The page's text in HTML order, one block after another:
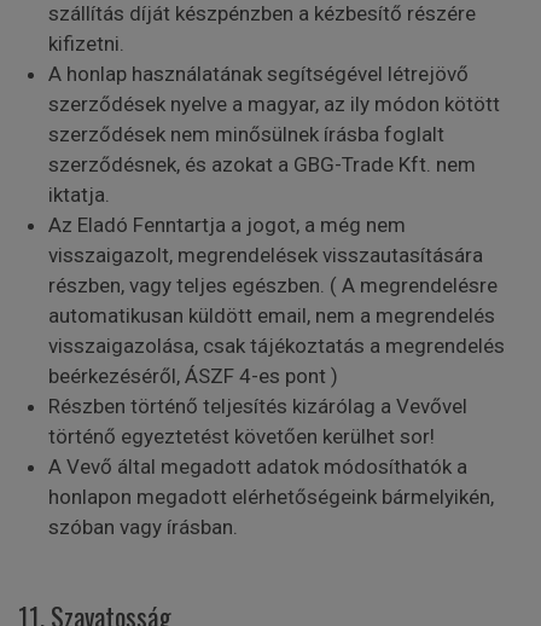
szállítás díját készpénzben a kézbesítő részére
kifizetni.
A honlap használatának segítségével létrejövő
szerződések nyelve a magyar, az ily módon kötött
szerződések nem minősülnek írásba foglalt
szerződésnek, és azokat a GBG-Trade Kft. nem
iktatja.
Az Eladó Fenntartja a jogot, a még nem
visszaigazolt, megrendelések visszautasítására
részben, vagy teljes egészben. ( A megrendelésre
automatikusan küldött email, nem a megrendelés
visszaigazolása, csak tájékoztatás a megrendelés
beérkezéséről, ÁSZF 4-es pont )
Részben történő teljesítés kizárólag a Vevővel
történő egyeztetést követően kerülhet sor!
A Vevő által megadott adatok módosíthatók a
honlapon megadott elérhetőségeink bármelyikén,
szóban vagy írásban.
11. Szavatosság